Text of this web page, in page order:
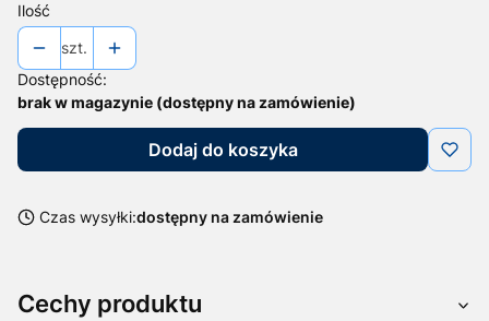
Ilość
szt.
Dostępność:
brak w magazynie (dostępny na zamówienie)
Dodaj do koszyka
Czas wysyłki:dostępny na zamówienie
Cechy produktu